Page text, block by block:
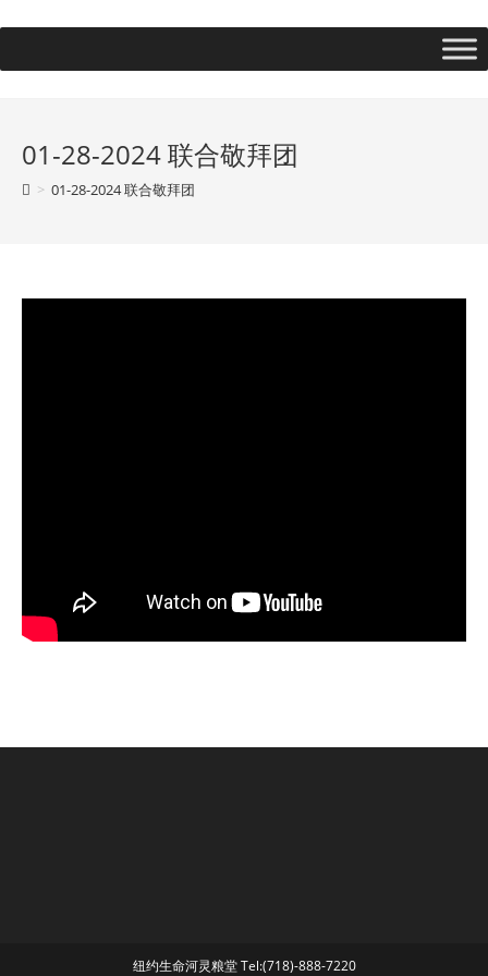
01-28-2024 联合敬拜团
> 01-28-2024 联合敬拜团
纽约生命河灵粮堂 Tel:(718)-888-7220